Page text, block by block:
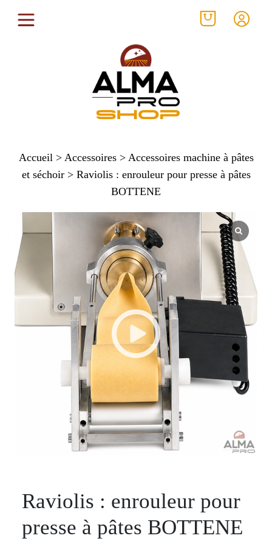
Accueil > Accessoires> Accessoires machine à pâtes
et séchoir> Raviolis : enrouleur pour presse à pâtes
BOTTENE
Raviolis : enrouleur pour
presse à pâtes BOTTENE